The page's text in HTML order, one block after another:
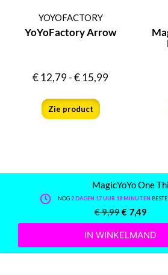
YOYOFACTORY
YoYoFactory Arrow
€12,79-€15,99
Zie product
MagicYoYo One
NOG2 DAGEN 17 UUR 18 MINUTEN
€9,99€ 7,49
IN WINKELMAND